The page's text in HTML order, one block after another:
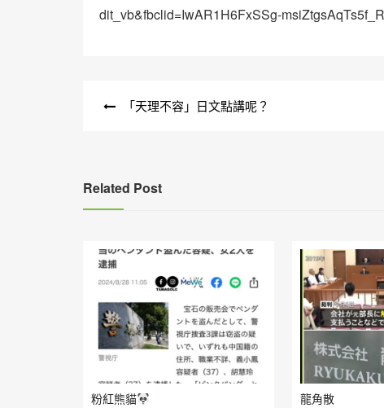
dit_vb&fbclid=IwAR1H6FxSSg-
「天理不容」日文點講呢？
Related Post
粉紅熊貓 龍角散